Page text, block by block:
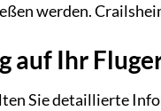
werden.
auf Ihr
Sie detaillierte